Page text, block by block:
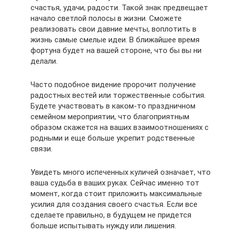
счастья, удачи, радости. Такой знак предвещает
начало светлой полосы в жизни. Сможете
реализовать свои давние мечты, воплотить в
жизнь самые смелые идеи. В ближайшее время
фортуна будет на вашей стороне, что бы вы ни
делали.
Часто подобное видение пророчит получение
радостных вестей или торжественные события.
Будете участвовать в каком-то праздничном
семейном мероприятии, что благоприятным
образом скажется на ваших взаимоотношениях с
родными и еще больше укрепит родственные
связи.
Увидеть много испеченных куличей означает, что
ваша судьба в ваших руках. Сейчас именно тот
момент, когда стоит приложить максимальные
усилия для создания своего счастья. Если все
сделаете правильно, в будущем не придется
больше испытывать нужду или лишения.